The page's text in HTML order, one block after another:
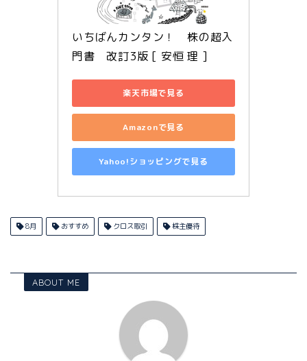
いちばんカンタン！　株の超入
門書　改訂3版 [ 安恒 理 ]
楽天市場で見る
Amazonで見る
Yahoo!ショッピングで見る
8月 おすすめ クロス取引 株主優待
ABOUT ME